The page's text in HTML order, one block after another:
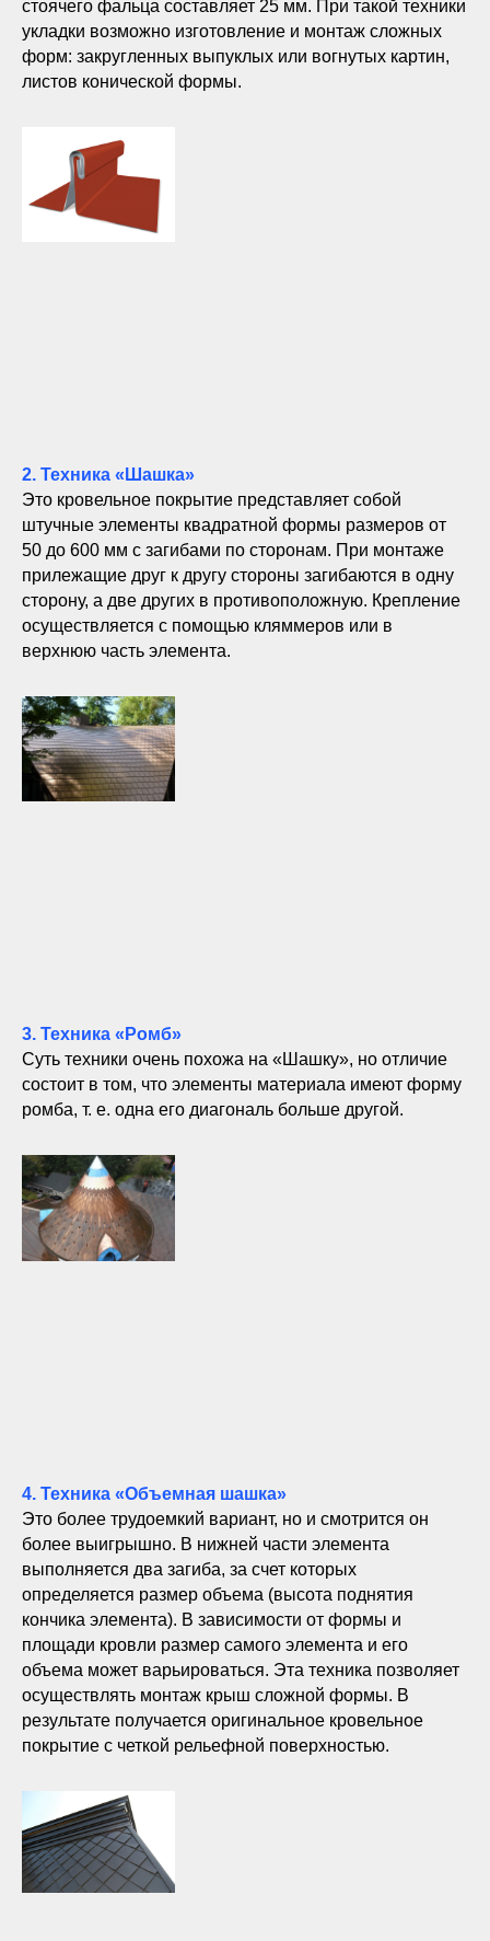
стоячего фальца составляет 25 мм. При такой техники
укладки возможно изготовление и монтаж сложных
форм: закругленных выпуклых или вогнутых картин,
листов конической формы.
2. Техника «Шашка»
Это кровельное покрытие представляет собой
штучные элементы квадратной формы размеров от
50 до 600 мм с загибами по сторонам. При монтаже
прилежащие друг к другу стороны загибаются в одну
сторону, а две других в противоположную. Крепление
осуществляется с помощью кляммеров или в
верхнюю часть элемента.
3. Техника «Ромб»
Суть техники очень похожа на «Шашку», но отличие
состоит в том, что элементы материала имеют форму
ромба, т. е. одна его диагональ больше другой.
4. Техника «Объемная шашка»
Это более трудоемкий вариант, но и смотрится он
более выигрышно. В нижней части элемента
выполняется два загиба, за счет которых
определяется размер объема (высота поднятия
кончика элемента). В зависимости от формы и
площади кровли размер самого элемента и его
объема может варьироваться. Эта техника позволяет
осуществлять монтаж крыш сложной формы. В
результате получается оригинальное кровельное
покрытие с четкой рельефной поверхностью.